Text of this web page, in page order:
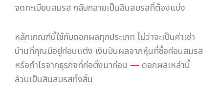
จดทะเบียนสมรส กลับกลายเป็นสินสมรสที่ต้องแบ่ง
หลักเกณฑ์นี้ใช้กับดอกผลทุกประเภท ไม่ว่าจะเป็นค่าเช่า
บ้านที่คุณมีอยู่ก่อนแต่ง เงินปันผลจากหุ้นที่ซื้อก่อนสมรส
หรือกำไรจากธุรกิจที่ก่อตั้งมาก่อน — ดอกผลเหล่านี้
ล้วนเป็นสินสมรสทั้งสิ้น